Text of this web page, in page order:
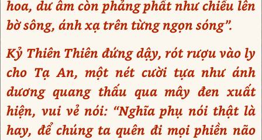
hoa, dư âm còn phảng phất như chiếu lên
bờ sông, ánh xạ trên từng ngọn sóng”.
Kỷ Thiên Thiên đứng dậy, rót rượu vào ly
cho Tạ An, một nét cười tựa như ánh
dương quang thấu qua mây đen xuất
hiện, vui vẻ nói: “Nghĩa phụ nói thật là
hay, để chúng ta quên đi mọi phiền não